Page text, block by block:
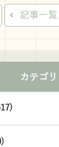
記事一覧
カテゴリ